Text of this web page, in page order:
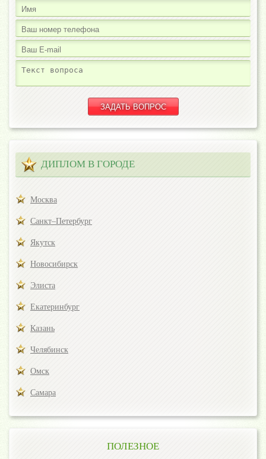
ДИПЛОМ В ГОРОДЕ
Москва
Санкт–Петербург
Якутск
Новосибирск
Элиста
Екатеринбург
Казань
Челябинск
Омск
Самара
ПОЛЕЗНОЕ